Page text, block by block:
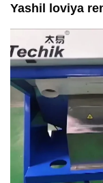
Yashil loviya